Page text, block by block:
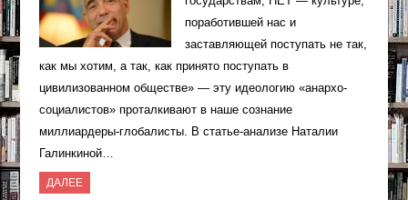
поработившей нас и
заставляющей поступать не так,
как мы хотим, а так, как принято поступать в
цивилизованном обществе» — эту идеологию «анархо-
социалистов» проталкивают в наше сознание
миллиардеры-глобалисты. В статье-анализе Наталии
Галинкиной…
ДАЛЕЕ